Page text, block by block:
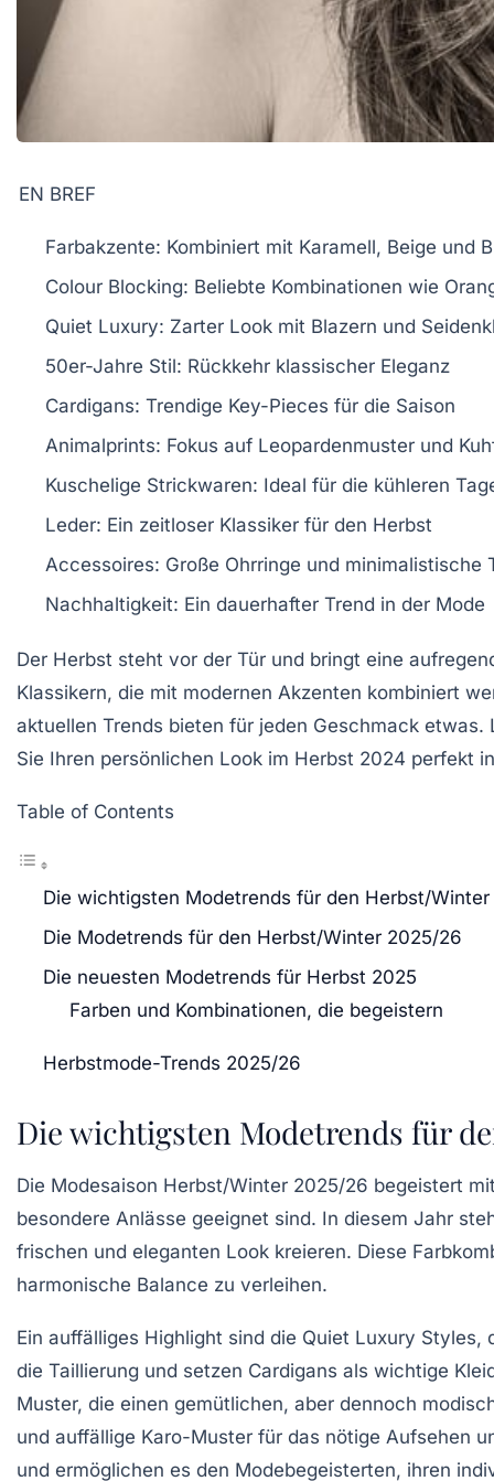
EN BREF
Farbakzente: Kombiniert mit Karamell, Beige und
Colour Blocking: Beliebte Kombinationen wie
Quiet Luxury: Zarter Look mit Blazern und
50er-Jahre Stil: Rückkehr klassischer Eleganz
Cardigans: Trendige Key-Pieces für die Saison
Animalprints: Fokus auf Leopardenmuster und
Kuschelige Strickwaren: Ideal für die kühleren
Leder: Ein zeitloser Klassiker für den Herbst
Accessoires: Große Ohrringe und minimalistische
Nachhaltigkeit: Ein dauerhafter Trend in der Mode
Der Herbst steht vor der Tür und bringt eine
Klassikern, die mit modernen Akzenten kombiniert
aktuellen Trends bieten für jeden Geschmack
Sie Ihren persönlichen Look im Herbst 2024 perfekt
Table of Contents
Die wichtigsten Modetrends für den Herbst/
Die Modetrends für den Herbst/Winter 2025/26
Die neuesten Modetrends für Herbst 2025
Farben und Kombinationen, die begeistern
Herbstmode-Trends 2025/26
Die wichtigsten Modetrends für
Die Modesaison Herbst/Winter 2025/26 begeistert
besondere Anlässe geeignet sind. In diesem Jahr
frischen und eleganten Look kreieren. Diese
harmonische Balance zu verleihen.
Ein auffälliges Highlight sind die Quiet Luxury Styles,
die Taillierung und setzen Cardigans als wichtige
Muster, die einen gemütlichen, aber dennoch
und auffällige Karo-Muster für das nötige Aufsehen
und ermöglichen es den Modebegeisterten, ihren